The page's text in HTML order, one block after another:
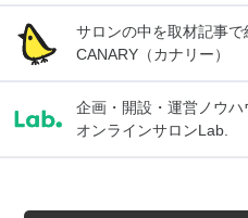
サロンの中を取材記事で
CANARY（カナリー）
企画・開設・運営ノウハ
オンラインサロンLab.